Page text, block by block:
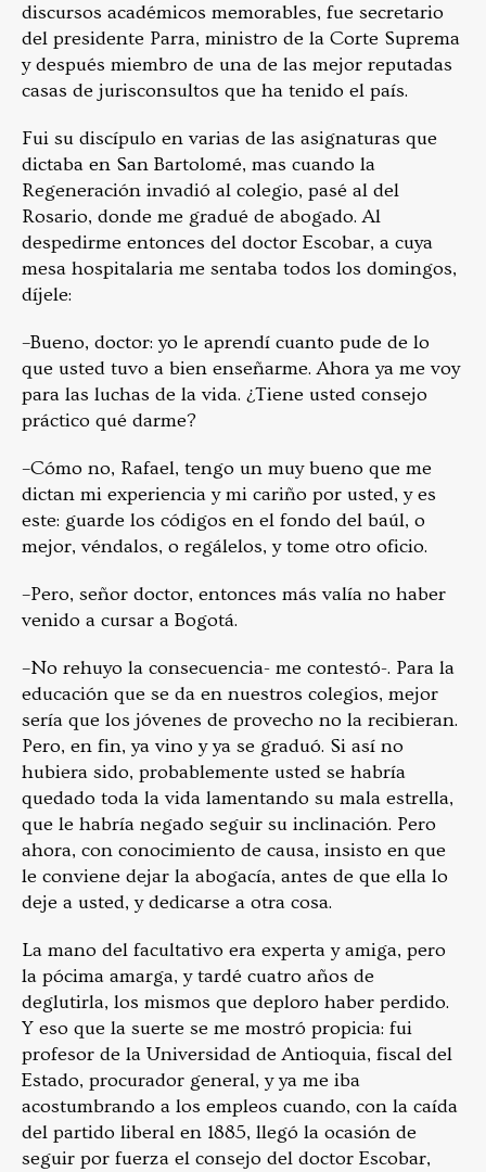
discursos académicos memorables, fue secretario
del presidente Parra, ministro de la Corte Suprema
y después miembro de una de las mejor reputadas
casas de jurisconsultos que ha tenido el país.
Fui su discípulo en varias de las asignaturas que
dictaba en San Bartolomé, mas cuando la
Regeneración invadió al colegio, pasé al del
Rosario, donde me gradué de abogado. Al
despedirme entonces del doctor Escobar, a cuya
mesa hospitalaria me sentaba todos los domingos,
díjele:
–Bueno, doctor: yo le aprendí cuanto pude de lo
que usted tuvo a bien enseñarme. Ahora ya me voy
para las luchas de la vida. ¿Tiene usted consejo
práctico qué darme?
–Cómo no, Rafael, tengo un muy bueno que me
dictan mi experiencia y mi cariño por usted, y es
este: guarde los códigos en el fondo del baúl, o
mejor, véndalos, o regálelos, y tome otro oficio.
–Pero, señor doctor, entonces más valía no haber
venido a cursar a Bogotá.
–No rehuyo la consecuencia- me contestó-. Para la
educación que se da en nuestros colegios, mejor
sería que los jóvenes de provecho no la recibieran.
Pero, en fin, ya vino y ya se graduó. Si así no
hubiera sido, probablemente usted se habría
quedado toda la vida lamentando su mala estrella,
que le habría negado seguir su inclinación. Pero
ahora, con conocimiento de causa, insisto en que
le conviene dejar la abogacía, antes de que ella lo
deje a usted, y dedicarse a otra cosa.
La mano del facultativo era experta y amiga, pero
la pócima amarga, y tardé cuatro años de
deglutirla, los mismos que deploro haber perdido.
Y eso que la suerte se me mostró propicia: fui
profesor de la Universidad de Antioquia, fiscal del
Estado, procurador general, y ya me iba
acostumbrando a los empleos cuando, con la caída
del partido liberal en 1885, llegó la ocasión de
seguir por fuerza el consejo del doctor Escobar,